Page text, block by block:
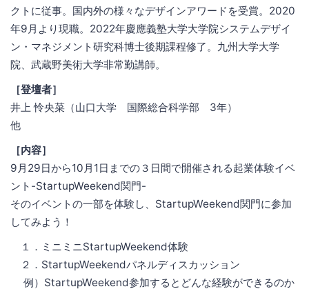
クトに従事。国内外の様々なデザインアワードを受賞。2020
年9月より現職。2022年慶應義塾大学大学院システムデザイ
ン・マネジメント研究科博士後期課程修了。九州大学大学
院、武蔵野美術大学非常勤講師。
［登壇者］
井上 怜央菜（山口大学 国際総合科学部 3年）
他
［内容］
9月29日から10月1日までの３日間で開催される起業体験イベ
ント-StartupWeekend関門-
そのイベントの一部を体験し、StartupWeekend関門に参加
してみよう！
１．ミニミニStartupWeekend体験
２．StartupWeekendパネルディスカッション
例）StartupWeekend参加するとどんな経験ができるのか